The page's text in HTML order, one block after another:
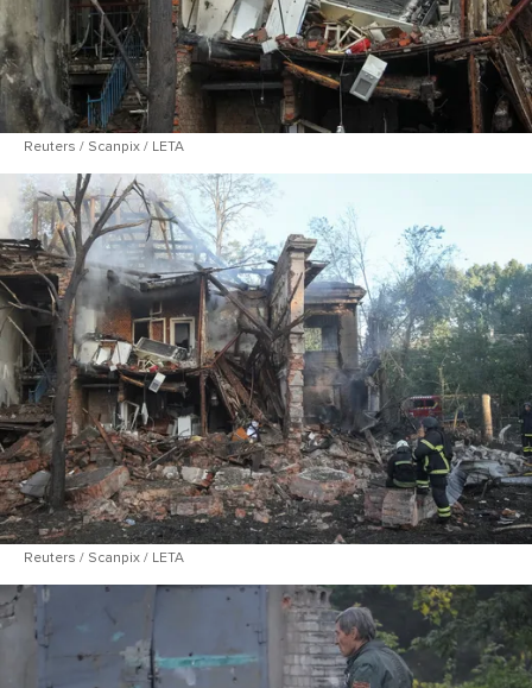
Reuters / Scanpix / LETA
Reuters / Scanpix / LETA